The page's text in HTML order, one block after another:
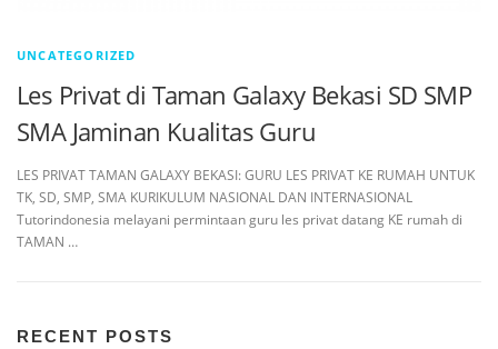
UNCATEGORIZED
Les Privat di Taman Galaxy Bekasi SD SMP
SMA Jaminan Kualitas Guru
LES PRIVAT TAMAN GALAXY BEKASI: GURU LES PRIVAT KE RUMAH UNTUK
TK, SD, SMP, SMA KURIKULUM NASIONAL DAN INTERNASIONAL
Tutorindonesia melayani permintaan guru les privat datang KE rumah di
TAMAN …
RECENT POSTS